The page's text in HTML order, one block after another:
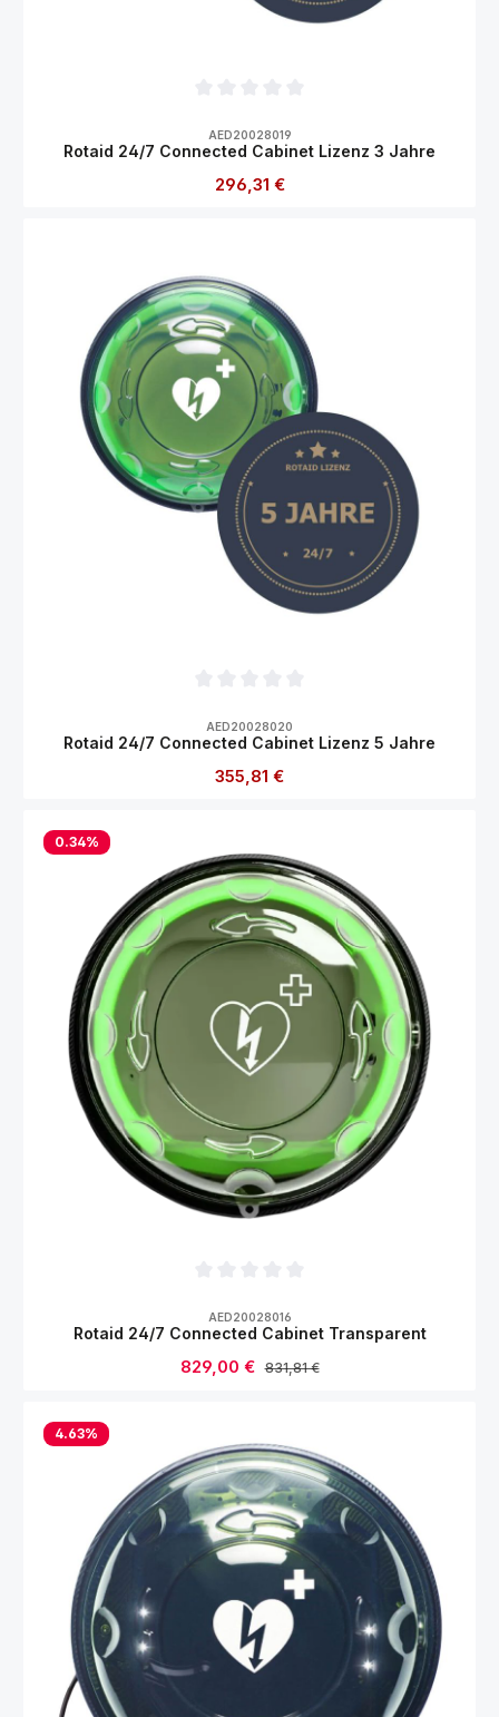
AED20028019
Rotaid 24/7 Connected Cabinet Lizenz 3 Jahre
Regulärer Preis:
296,31 €
AED20028020
Rotaid 24/7 Connected Cabinet Lizenz 5 Jahre
Regulärer Preis:
355,81 €
0.34%
AED20028016
Rotaid 24/7 Connected Cabinet Transparent
Verkaufspreis:
829,00 € Regulärer Preis:
831,81 €
4.63%